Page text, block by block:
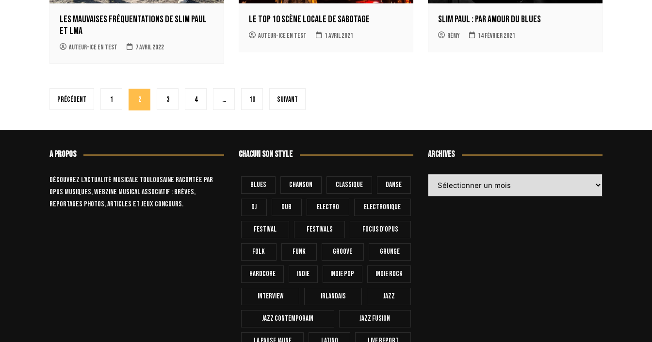
Les Mauvaises Fréquentations de Slim Paul
et LMA
auteur-ice en test 7 avril 2022
Le top 10 scène locale de Sabotage
auteur-ice en test 1 avril 2021
Slim Paul : par amour du blues
Rémy 14 février 2021
Pagination
publications
Précédent 1 2 3 4 … 10 Suivant
A propos
Découvrez l’actualité musicale toulousaine racontée par
OPUS Musiques, webzine musical associatif : brèves,
reportages photos, articles et jeux concours.
Chacun son style
Blues Chanson Classique Danse
Dj Dub Electro Electronique
FESTIVAL Festivals Focus D'Opus
Folk Funk Groove Grunge
Hardcore INDIE Indie Pop Indie Rock
Interview Irlandais Jazz
Jazz Contemporain Jazz Fusion
Archives